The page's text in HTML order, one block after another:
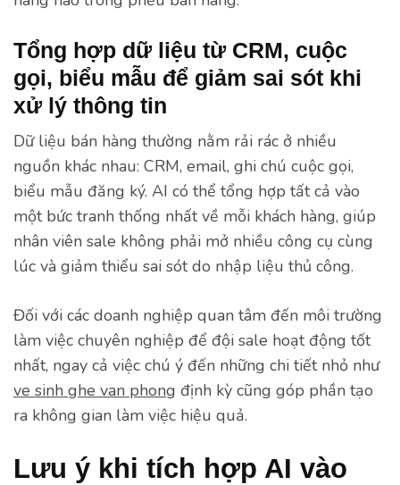
Tổng hợp dữ liệu từ CRM, cuộc
gọi, biểu mẫu để giảm sai sót khi
xử lý thông tin
Dữ liệu bán hàng thường nằm rải rác ở nhiều
nguồn khác nhau: CRM, email, ghi chú cuộc gọi,
biểu mẫu đăng ký. AI có thể tổng hợp tất cả vào
một bức tranh thống nhất về mỗi khách hàng, giúp
nhân viên sale không phải mở nhiều công cụ cùng
lúc và giảm thiểu sai sót do nhập liệu thủ công.
Đối với các doanh nghiệp quan tâm đến môi trường
làm việc chuyên nghiệp để đội sale hoạt động tốt
nhất, ngay cả việc chú ý đến những chi tiết nhỏ như
ve sinh ghe van phong định kỳ cũng góp phần tạo
ra không gian làm việc hiệu quả.
Lưu ý khi tích hợp AI vào